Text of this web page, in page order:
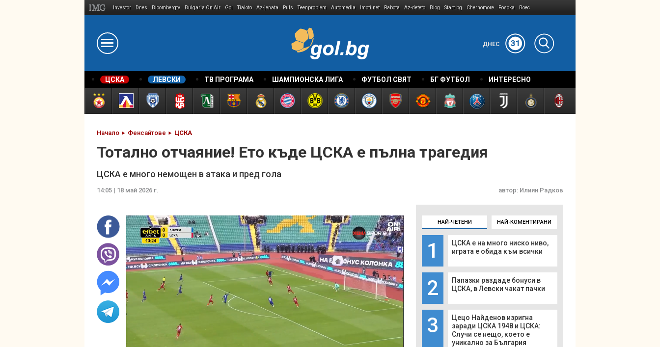
Investor Dnes Bloombergtv Bulgaria On Air Gol Tialoto Az-jenata Puls Teenproblem Automedia Imoti.net Rabota Az-deteto Blog Start.bg Chernomore Posoka Boec
ДНЕС 31
ЦСКА ЛЕВСКИ ТВ ПРОГРАМА ШАМПИОНСКА ЛИГА ФУТБОЛ СВЯТ БГ ФУТБОЛ ИНТЕРЕСНО
Начало Фенсайтове ЦСКА
Тотално отчаяние! Ето къде ЦСКА е пълна трагедия
ЦСКА е много немощен в атака и пред гола
14:05 | 18 май 2026 г. автор: Илиян Радков
НАЙ-ЧЕТЕНИ НАЙ-КОМЕНТИРАНИ
1
ЦСКА е на много ниско ниво,
играта е обида към всички
2
Папазки раздаде бонуси в
ЦСКА, в Левски чакат пачки
3
Цецо Найденов изригна
заради ЦСКА 1948 и ЦСКА:
Случи се нещо, което е
уникално за България